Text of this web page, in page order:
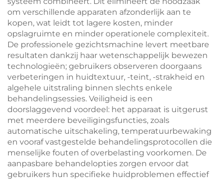
om verschillende apparaten afzonderlijk aan te
kopen, wat leidt tot lagere kosten, minder
opslagruimte en minder operationele complexiteit.
De professionele gezichtsmachine levert meetbare
resultaten dankzij haar wetenschappelijk bewezen
technologieën; gebruikers observeren doorgaans
verbeteringen in huidtextuur, -teint, -strakheid en
algehele uitstraling binnen slechts enkele
behandelingsessies. Veiligheid is een
doorslaggevend voordeel: het apparaat is uitgerust
met meerdere beveiligingsfuncties, zoals
automatische uitschakeling, temperatuurbewaking
en vooraf vastgestelde behandelingsprotocollen die
menselijke fouten of overbelasting voorkomen. De
aanpasbare behandelopties zorgen ervoor dat
gebruikers hun specifieke huidproblemen effectief